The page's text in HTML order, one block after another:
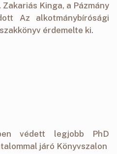
Kinga, a Pázmány
Az alkotmánybírósági
érdemelte ki.
védett legjobb PhD
járó Könyvszalon